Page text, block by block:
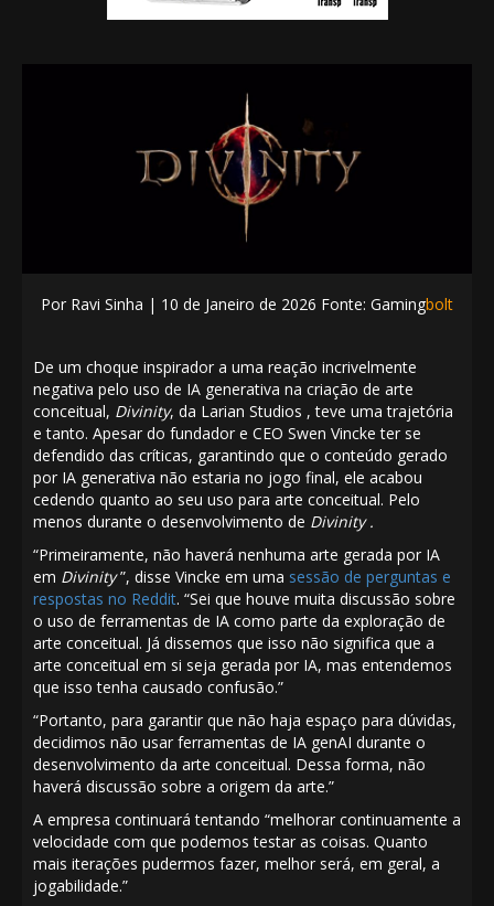
Por Ravi Sinha | 10 de Janeiro de 2026 Fonte: Gamingbolt
De um choque inspirador a uma reação incrivelmente
negativa pelo uso de IA generativa na criação de arte
conceitual, Divinity, da Larian Studios , teve uma trajetória
e tanto. Apesar do fundador e CEO Swen Vincketer se
defendido das críticas, garantindo que o conteúdo gerado
por IA generativa não estaria no jogo final, ele acabou
cedendo quanto ao seu uso para arte conceitual. Pelo
menos durante o desenvolvimento de Divinity .
“Primeiramente, não haverá nenhuma arte gerada por IA
em Divinity”, disse Vincke em uma sessão de perguntas e
respostas no Reddit. “Sei que houve muita discussão sobre
o uso de ferramentas de IA como parte da exploração de
arte conceitual. Já dissemos que isso não significa que a
arte conceitual em si seja gerada por IA, mas entendemos
que isso tenha causado confusão.”
“Portanto, para garantir que não haja espaço para dúvidas,
decidimos não usar ferramentas de IA genAI durante o
desenvolvimento da arte conceitual. Dessa forma, não
haverá discussão sobre a origem da arte.”
A empresa continuará tentando “melhorar continuamente a
velocidade com que podemos testar as coisas. Quanto
mais iterações pudermos fazer, melhor será, em geral, a
jogabilidade.”